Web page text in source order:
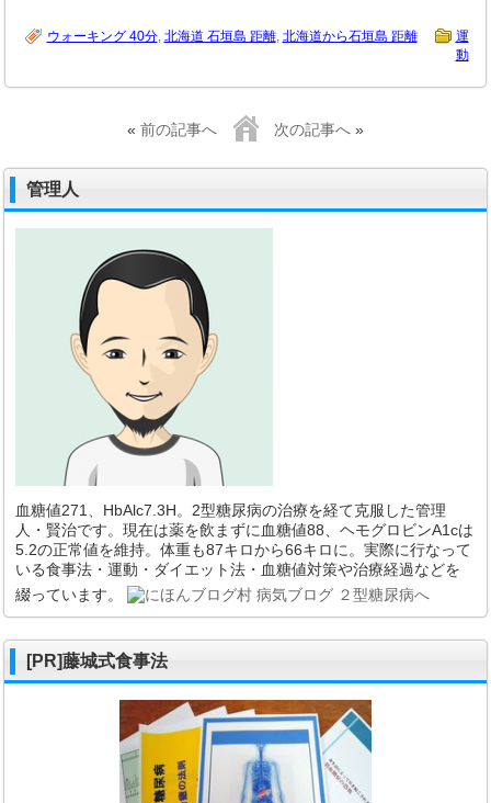
ウォーキング 40分, 北海道 石垣島 距離, 北海道から石垣島 距離
運
動
« 前の記事へ 次の記事へ »
管理人
血糖値271、HbAlc7.3H。2型糖尿病の治療を経て克服した管理
人・賢治です。現在は薬を飲まずに血糖値88、ヘモグロビンA1cは
5.2の正常値を維持。体重も87キロから66キロに。実際に行なって
いる食事法・運動・ダイエット法・血糖値対策や治療経過などを
綴っています。
[PR]藤城式食事法